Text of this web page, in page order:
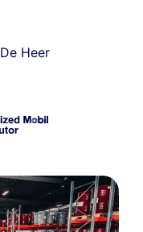
De Heer